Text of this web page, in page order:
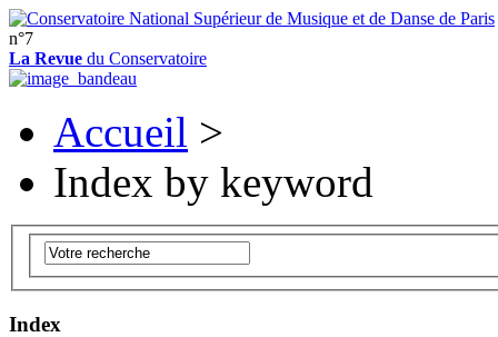
n°7
La Revue du Conservatoire
Accueil >
Index by keyword
Index